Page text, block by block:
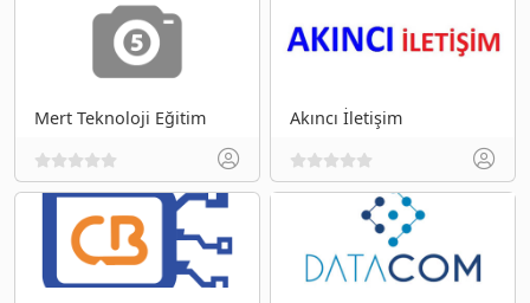
Mert Teknoloji Eğitim Akıncı İletişim